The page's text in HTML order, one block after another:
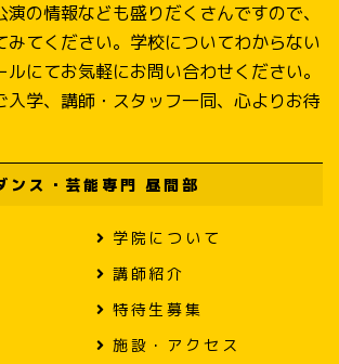
の情報なども盛りだくさんですので、
みてください。学校についてわからない
にてお気軽にお問い合わせください。
入学、講師・スタッフ一同、心よりお待
ンス・芸能専門 昼間部
学院について
講師紹介
特待生募集
施設・アクセス